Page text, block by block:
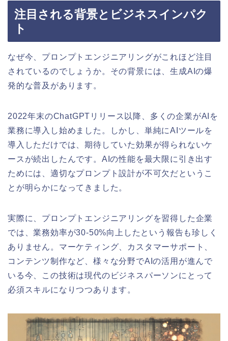
注目される背景とビジネスインパク
ト
なぜ今、プロンプトエンジニアリングがこれほど注目
されているのでしょうか。その背景には、生成AIの爆
発的な普及があります。
2022年末のChatGPTリリース以降、多くの企業がAIを
業務に導入し始めました。しかし、単純にAIツールを
導入しただけでは、期待していた効果が得られないケ
ースが続出したんです。AIの性能を最大限に引き出す
ためには、適切なプロンプト設計が不可欠だというこ
とが明らかになってきました。
実際に、プロンプトエンジニアリングを習得した企業
では、業務効率が30-50%向上したという報告も珍しく
ありません。マーケティング、カスタマーサポート、
コンテンツ制作など、様々な分野でAIの活用が進んで
いる今、この技術は現代のビジネスパーソンにとって
必須スキルになりつつあります。